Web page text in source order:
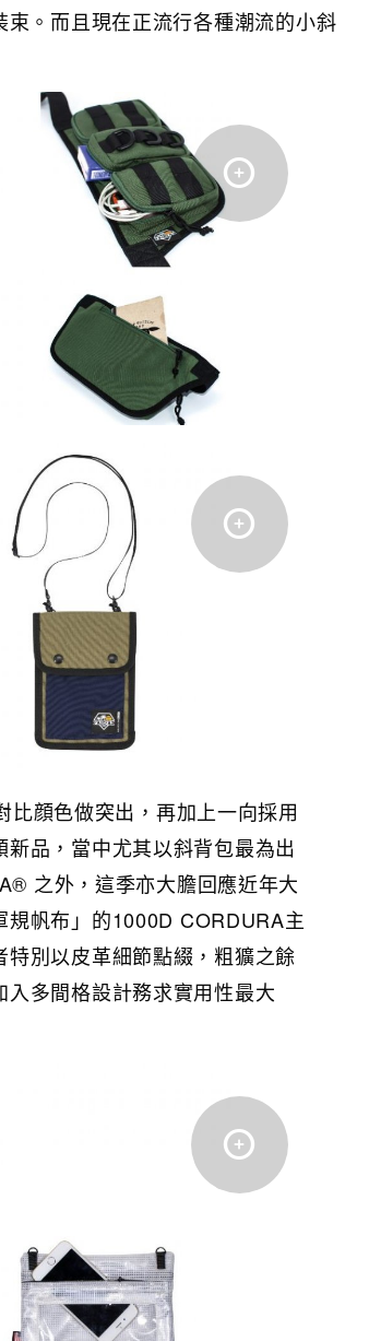
。而且現在正流行各種潮流的小斜
顔色做突出，再加上一向採用
品，當中尤其以斜背包最為出
之外，這季亦大膽回應近年大
帆布」的1000D CORDURA主
別以皮革細節點綴，粗獷之餘
多間格設計務求實用性最大